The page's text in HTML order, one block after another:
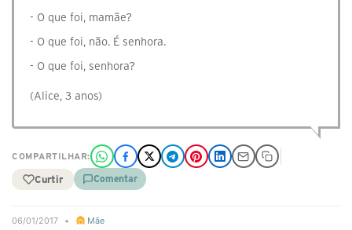
- O que foi, mamãe?
- O que foi, não. É senhora.
- O que foi, senhora?
(Alice, 3 anos)
COMPARTILHAR:
Curtir Comentar
06/01/2017 • Mãe